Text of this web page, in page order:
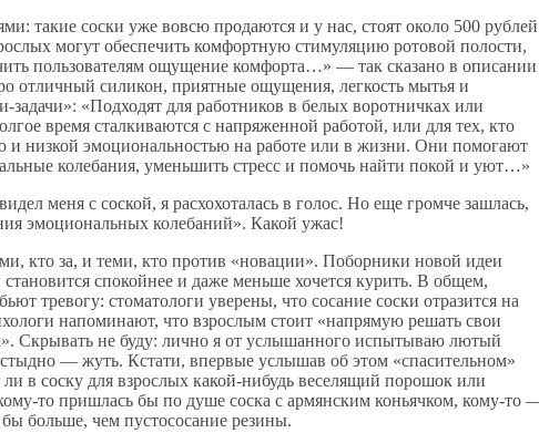
такие соски уже вовсю продаются и у нас, стоят около 500
могут обеспечить комфортную стимуляцию ротовой полости,
пользователям ощущение комфорта…» — так сказано в описании
отличный силикон, приятные ощущения, легкость мытья и
«Подходят для работников в белых воротничках или
время сталкиваются с напряженной работой, или для тех, кто
и низкой эмоциональностью на работе или в жизни. Они помогают
колебания, уменьшить стресс и помочь найти покой и уют…»
меня с соской, я расхохоталась в голос. Но еще громче зашлась,
эмоциональных колебаний». Какой ужас!
кто за, и теми, кто против «новации». Поборники новой идеи
спокойнее и даже меньше хочется курить. В общем,
тревогу: стоматологи уверены, что сосание соски отразится на
напоминают, что взрослым стоит «напрямую решать свои
Скрывать не буду: лично я от услышанного испытываю лютый
— жуть. Кстати, впервые услышав об этом «спасительном»
в соску для взрослых какой-нибудь веселящий порошок или
то пришлась бы по душе соска с армянским коньячком, кому-то
больше, чем пустососание резины.